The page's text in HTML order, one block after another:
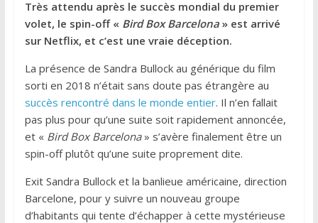
Très attendu après le succès mondial du premier
volet, le spin-off « Bird Box Barcelona» est arrivé
sur Netflix, et c’est une vraie déception.
La présence de Sandra Bullock au générique du film
sorti en 2018 n’était sans doute pas étrangère au
succès rencontré dans le monde entier. Il n’en fallait
pas plus pour qu’une suite soit rapidement annoncée,
et « Bird Box Barcelona» s’avère finalement être un
spin-off plutôt qu’une suite proprement dite.
Exit Sandra Bullock et la banlieue américaine, direction
Barcelone, pour y suivre un nouveau groupe
d’habitants qui tente d’échapper à cette mystérieuse